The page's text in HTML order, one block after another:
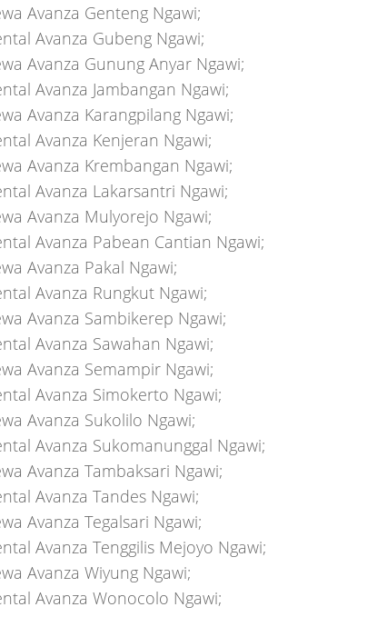
Avanza Genteng Ngawi;
Avanza Gubeng Ngawi;
Avanza Gunung Anyar Ngawi;
Avanza Jambangan Ngawi;
Avanza Karangpilang Ngawi;
Avanza Kenjeran Ngawi;
Avanza Krembangan Ngawi;
Avanza Lakarsantri Ngawi;
Avanza Mulyorejo Ngawi;
Avanza Pabean Cantian Ngawi;
Avanza Pakal Ngawi;
Avanza Rungkut Ngawi;
Avanza Sambikerep Ngawi;
Avanza Sawahan Ngawi;
Avanza Semampir Ngawi;
Avanza Simokerto Ngawi;
Avanza Sukolilo Ngawi;
Avanza Sukomanunggal Ngawi;
Avanza Tambaksari Ngawi;
Avanza Tandes Ngawi;
Avanza Tegalsari Ngawi;
Avanza Tenggilis Mejoyo Ngawi;
Avanza Wiyung Ngawi;
Avanza Wonocolo Ngawi;